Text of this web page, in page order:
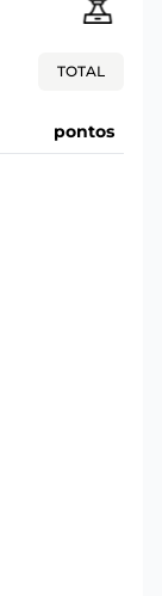
TOTAL
pontos